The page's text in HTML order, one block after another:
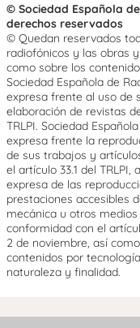
© Sociedad Española
derechos reservados
© Quedan reservados
radiofónicos y las obras
como sobre los
Sociedad Española de
expresa frente al uso de
elaboración de revistas
TRLPI. Sociedad
expresa frente la
de sus trabajos y
el artículo 33.1 del
expresa de las
prestaciones accesibles
mecánica u otros
conformidad con el
2 de noviembre, así
contenidos por
naturaleza y finalidad.